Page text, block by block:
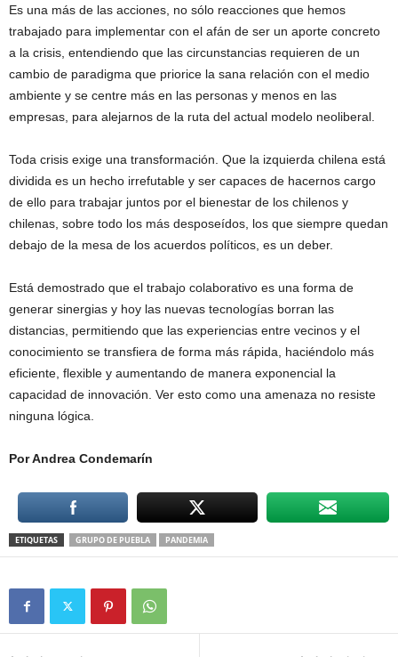
Es una más de las acciones, no sólo reacciones que hemos
trabajado para implementar con el afán de ser un aporte concreto
a la crisis, entendiendo que las circunstancias requieren de un
cambio de paradigma que priorice la sana relación con el medio
ambiente y se centre más en las personas y menos en las
empresas, para alejarnos de la ruta del actual modelo neoliberal.
Toda crisis exige una transformación. Que la izquierda chilena está
dividida es un hecho irrefutable y ser capaces de hacernos cargo
de ello para trabajar juntos por el bienestar de los chilenos y
chilenas, sobre todo los más desposeídos, los que siempre quedan
debajo de la mesa de los acuerdos políticos, es un deber.
Está demostrado que el trabajo colaborativo es una forma de
generar sinergias y hoy las nuevas tecnologías borran las
distancias, permitiendo que las experiencias entre vecinos y el
conocimiento se transfiera de forma más rápida, haciéndolo más
eficiente, flexible y aumentando de manera exponencial la
capacidad de innovación. Ver esto como una amenaza no resiste
ninguna lógica.
Por Andrea Condemarín
ETIQUETAS GRUPO DE PUEBLA PANDEMIA